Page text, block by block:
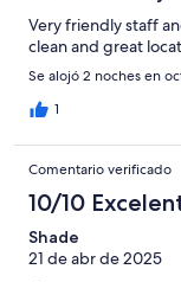
Very friendly staff
clean and great
Se alojó 2 noches en
1
Comentario verificado
10/10
Shade
21 de abr de 2025